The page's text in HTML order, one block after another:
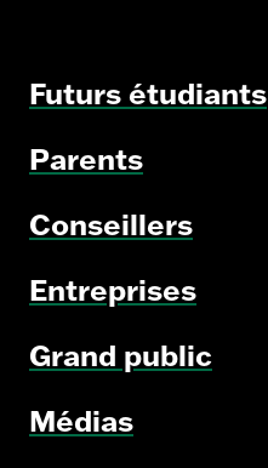
Futurs étudiants
Parents
Conseillers
Entreprises
Grand public
Médias